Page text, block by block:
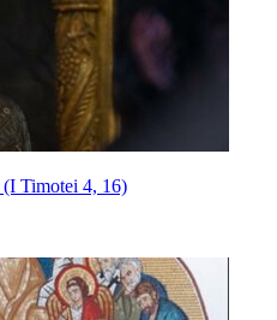
Timotei 4, 16)